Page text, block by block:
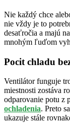
Nie každý chce
nie vždy je to
desaťročia a majú
mnohým ľuďom
Pocit chladu
Ventilátor funguje
miestnosti zostáva
odparovanie potu z
ochladenia. Preto
ukazuje stále